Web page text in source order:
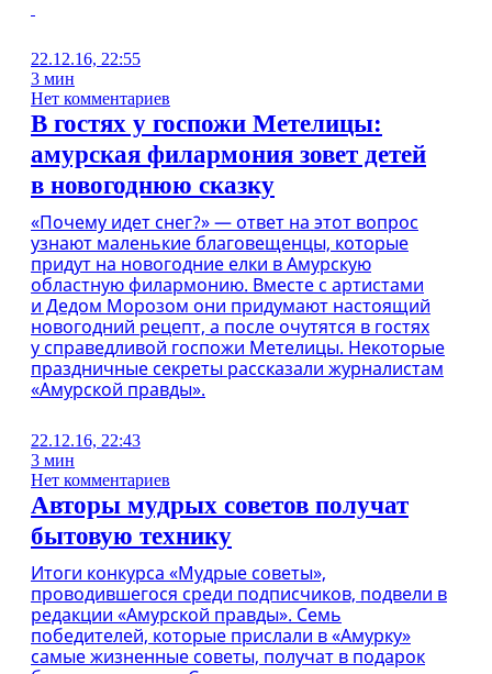
22.12.16, 22:55
3 мин
Нет комментариев
В гостях у госпожи Метелицы:
амурская филармония зовет детей
в новогоднюю сказку
«Почему идет снег?» — ответ на этот вопрос
узнают маленькие благовещенцы, которые
придут на новогодние елки в Амурскую
областную филармонию. Вместе с артистами
и Дедом Морозом они придумают настоящий
новогодний рецепт, а после очутятся в гостях
у справедливой госпожи Метелицы. Некоторые
праздничные секреты рассказали журналистам
«Амурской правды».
22.12.16, 22:43
3 мин
Нет комментариев
Авторы мудрых советов получат
бытовую технику
Итоги конкурса «Мудрые советы»,
проводившегося среди подписчиков, подвели в
редакции «Амурской правды». Семь
победителей, которые прислали в «Амурку»
самые жизненные советы, получат в подарок